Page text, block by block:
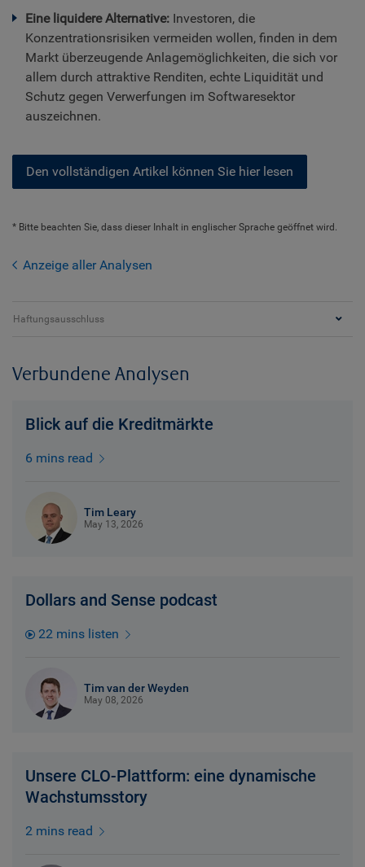
Eine liquidere Alternative: Investoren, die
Konzentrationsrisiken vermeiden wollen, finden in dem
Markt überzeugende Anlagemöglichkeiten, die sich vor
allem durch attraktive Renditen, echte Liquidität und
Schutz gegen Verwerfungen im Softwaresektor
auszeichnen.
Den vollständigen Artikel können Sie hier lesen
* Bitte beachten Sie, dass dieser Inhalt in englischer Sprache geöffnet wird.
Anzeige aller Analysen
Haftungsausschluss
Verbundene Analysen
Blick auf die Kreditmärkte
6 mins read
Tim Leary
May 13, 2026
Dollars and Sense podcast
22 mins listen
Tim van der Weyden
May 08, 2026
Unsere CLO-Plattform: eine dynamische
Wachstumsstory
2 mins read